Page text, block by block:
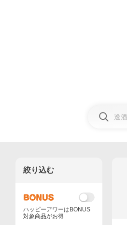
絞り込む
ハッピーアワーはBONUS
対象商品がお得